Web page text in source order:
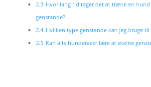
Hvor lang tid tager det at træne en hund
genstande?
Hvilken type genstande kan jeg bruge
Kan alle hunderacer lære at skelne